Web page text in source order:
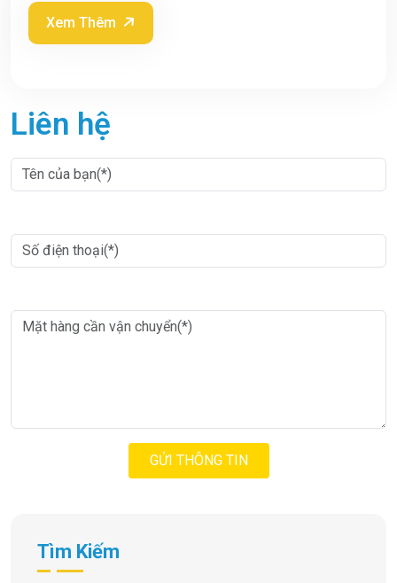
Xem Thêm
Liên hệ
Nhập thông tin*
Nhập thông tin*
Nhập thông tin*
GỬI THÔNG TIN
Tìm Kiếm